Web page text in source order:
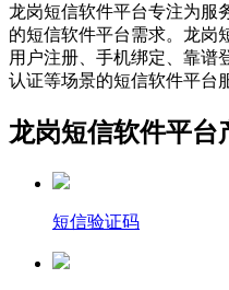
龙岗短信软件平台专注为服
的短信软件平台需求。龙岗
用户注册、手机绑定、靠谱
认证等场景的短信软件平台
龙岗短信软件平台
短信验证码